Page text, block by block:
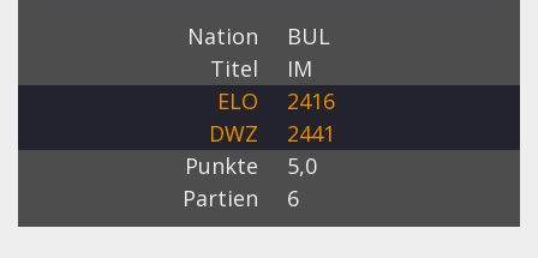
Nation
BUL
Titel
IM
ELO
2416
DWZ
2441
Punkte
5,0
Partien
6